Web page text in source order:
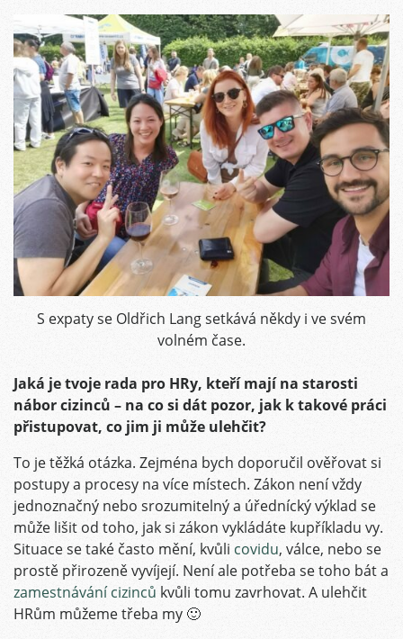
S expaty se Oldřich Lang setkává někdy i ve svém
volném čase.
Jaká je tvoje rada pro HRy, kteří mají na starosti
nábor cizinců – na co si dát pozor, jak k takové práci
přistupovat, co jim ji může ulehčit?
To je těžká otázka. Zejména bych doporučil ověřovat si
postupy a procesy na více místech. Zákon není vždy
jednoznačný nebo srozumitelný a úřednícký výklad se
může lišit od toho, jak si zákon vykládáte kupříkladu vy.
Situace se také často mění, kvůli covidu, válce, nebo se
prostě přirozeně vyvíjejí. Není ale potřeba se toho bát a
zamestnávání cizinců kvůli tomu zavrhovat. A ulehčit
HRům můžeme třeba my 🙂